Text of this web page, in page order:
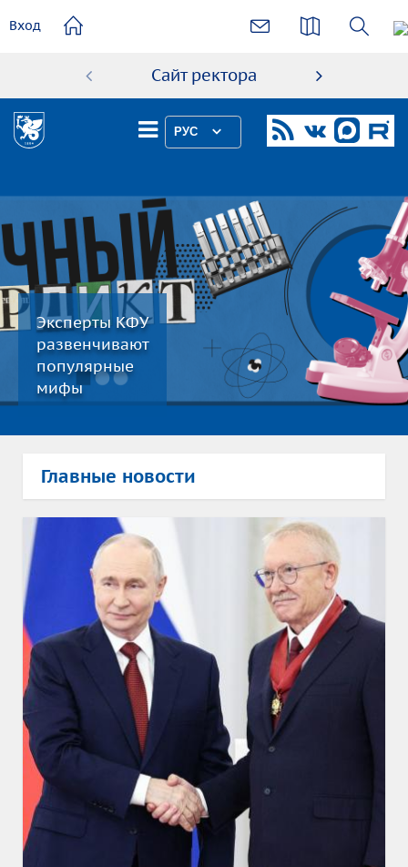
содержанию
Вход
Сайт ректора
РУС
Эксперты КФУ
развенчивают
популярные
мифы
Главные новости